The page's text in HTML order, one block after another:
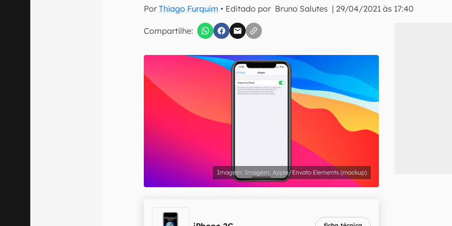
PorThiago Furquim • Editado por Bruno Salutes | 29/04/2021 às 17:40
Compartilhe:
Confirmo que li, aceito e concordo com os Termos de Uso e Política de Privacidade do
Imagem: Apple/Envato Elements (mockup)